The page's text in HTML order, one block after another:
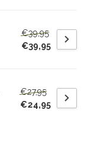
€39,95
€39,95
€27,95
€24,95